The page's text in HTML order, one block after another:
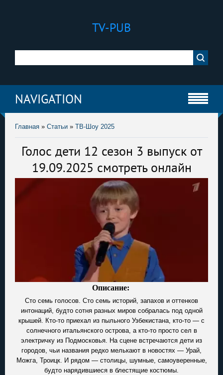
TV-PUB
NAVIGATION
Главная » Статьи » ТВ-Шоу 2025
Голос дети 12 сезон 3 выпуск от
19.09.2025 смотреть онлайн
Описание:
Сто семь голосов. Сто семь историй, запахов и оттенков
интонаций, будто сотня разных миров собралась под одной
крышей. Кто-то приехал из пыльного Узбекистана, кто-то — с
солнечного итальянского острова, а кто-то просто сел в
электричку из Подмосковья. На сцене встречаются дети из
городов, чьи названия редко мелькают в новостях — Урай,
Можга, Троицк. И рядом — столицы, шумные, самоуверенные,
будто нарядившиеся в блестящие костюмы.